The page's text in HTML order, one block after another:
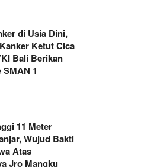
di Usia Dini,
Ketut Cica
Bali Berikan
SMAN 1
11 Meter
Wujud Bakti
Atas
Jro Mangku